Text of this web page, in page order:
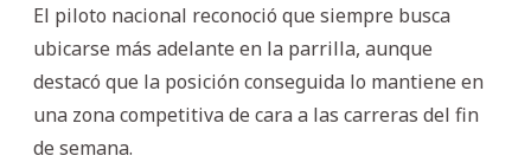
El piloto nacional reconoció que siempre busca
ubicarse más adelante en la parrilla, aunque
destacó que la posición conseguida lo mantiene en
una zona competitiva de cara a las carreras del fin
de semana.